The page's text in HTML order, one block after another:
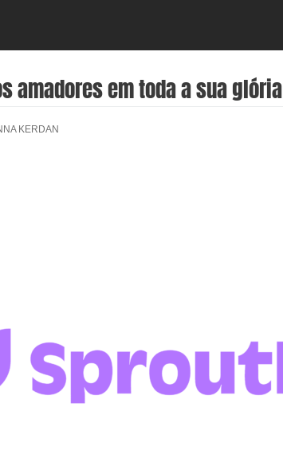
amadores em toda a sua glória
KERDAN